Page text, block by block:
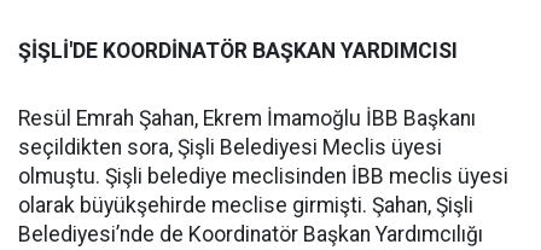
ŞİŞLİ'DE KOORDİNATÖR BAŞKAN YARDIMCISI
Resül Emrah Şahan, Ekrem İmamoğlu İBB Başkanı
seçildikten sora, Şişli Belediyesi Meclis üyesi
olmuştu. Şişli belediye meclisinden İBB meclis üyesi
olarak büyükşehirde meclise girmişti. Şahan, Şişli
Belediyesi’nde de Koordinatör Başkan Yardımcılığı